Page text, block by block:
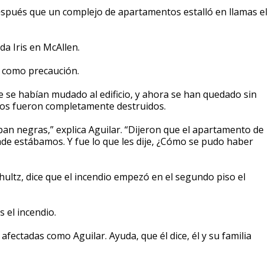
que un complejo de apartamentos estalló en llamas el
Iris en McAllen.
precaución.
habían mudado al edificio, y ahora se han quedado sin
fueron completamente destruidos.
negras,” explica Aguilar. “Dijeron que el apartamento de
estábamos. Y fue lo que les dije, ¿Cómo se pudo haber
dice que el incendio empezó en el segundo piso el
el incendio.
como Aguilar. Ayuda, que él dice, él y su familia